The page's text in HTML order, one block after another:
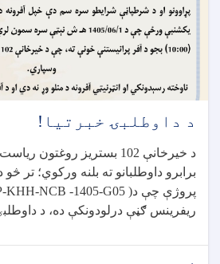
د داوطلبۍ خبرتیا!
د خیرخانې 102 بستریز
پروژې چې دKHH-NCB -1405-G05 )
ریفرینس ګڼې درلودونکې ده، د